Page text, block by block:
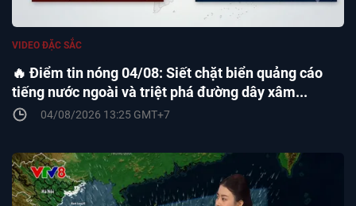
🔥 Điểm tin nóng 04/08: Siết chặt biển quảng cáo
tiếng nước ngoài và triệt phá đường dây xâm...
VIDEO ĐẶC SẮC
04/08/2026 13:25 GMT+7